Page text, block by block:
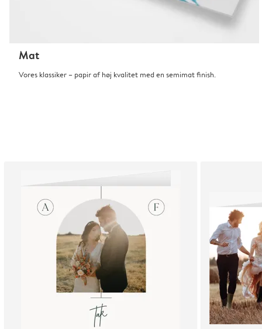
Mat
Vores klassiker – papir af høj kvalitet med en semimat finish.